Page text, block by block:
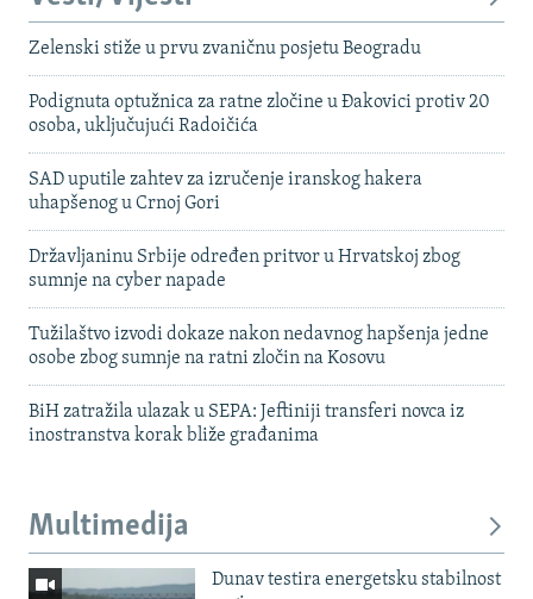
Zelenski stiže u prvu zvaničnu posjetu Beogradu
Podignuta optužnica za ratne zločine u Đakovici protiv 20
osoba, uključujući Radoičića
SAD uputile zahtev za izručenje iranskog hakera
uhapšenog u Crnoj Gori
Državljaninu Srbije određen pritvor u Hrvatskoj zbog
sumnje na cyber napade
Tužilaštvo izvodi dokaze nakon nedavnog hapšenja jedne
osobe zbog sumnje na ratni zločin na Kosovu
BiH zatražila ulazak u SEPA: Jeftiniji transferi novca iz
inostranstva korak bliže građanima
Multimedija
Dunav testira energetsku stabilnost